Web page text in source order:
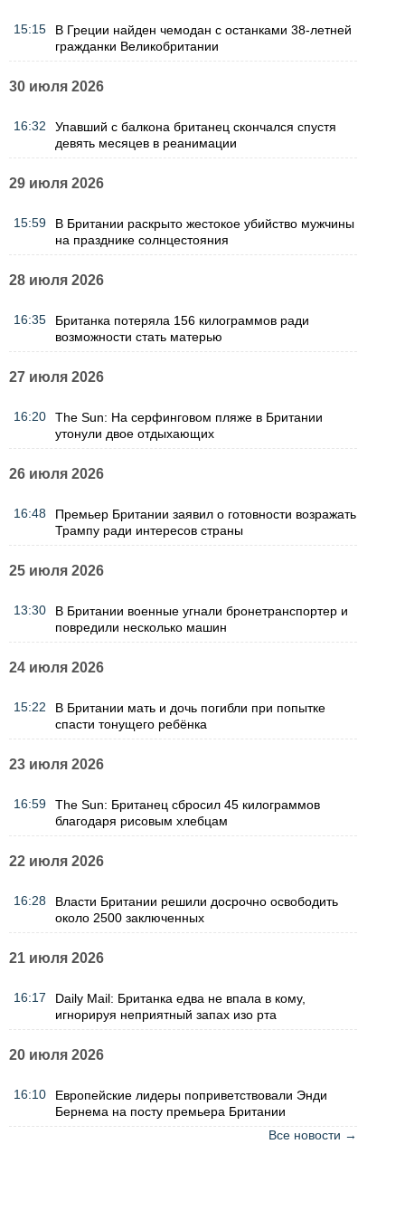
15:15
В Греции найден чемодан с останками 38-летней
гражданки Великобритании
30 июля 2026
16:32
Упавший с балкона британец скончался спустя
девять месяцев в реанимации
29 июля 2026
15:59
В Британии раскрыто жестокое убийство мужчины
на празднике солнцестояния
28 июля 2026
16:35
Британка потеряла 156 килограммов ради
возможности стать матерью
27 июля 2026
16:20
The Sun: На серфинговом пляже в Британии
утонули двое отдыхающих
26 июля 2026
16:48
Премьер Британии заявил о готовности возражать
Трампу ради интересов страны
25 июля 2026
13:30
В Британии военные угнали бронетранспортер и
повредили несколько машин
24 июля 2026
15:22
В Британии мать и дочь погибли при попытке
спасти тонущего ребёнка
23 июля 2026
16:59
The Sun: Британец сбросил 45 килограммов
благодаря рисовым хлебцам
22 июля 2026
16:28
Власти Британии решили досрочно освободить
около 2500 заключенных
21 июля 2026
16:17
Daily Mail: Британка едва не впала в кому,
игнорируя неприятный запах изо рта
20 июля 2026
16:10
Европейские лидеры поприветствовали Энди
Бернема на посту премьера Британии
Все новости →